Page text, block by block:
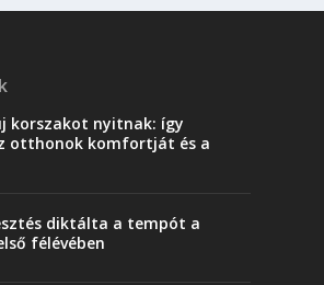
korszakot nyitnak: így
otthonok komfortját és a
diktálta a tempót a
félévében